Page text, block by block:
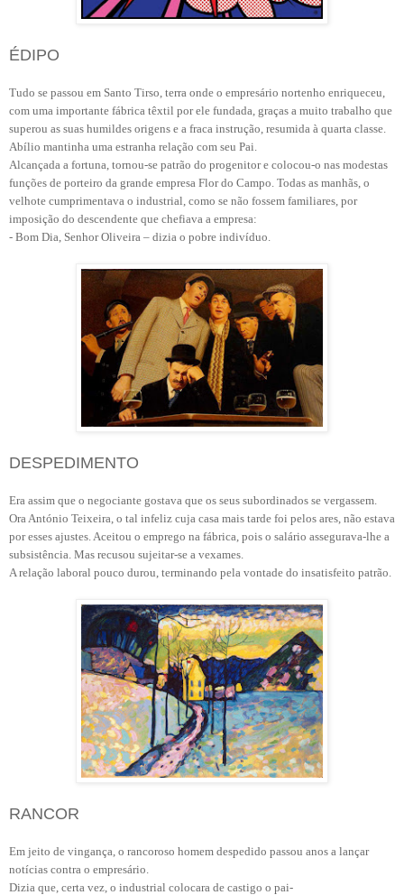
ÉDIPO
Tudo se passou em Santo Tirso, terra onde o empresário nortenho enriqueceu,
com uma importante fábrica têxtil por ele fundada, graças a muito trabalho que
superou as suas humildes origens e a fraca instrução, resumida à quarta classe.
Abílio mantinha uma estranha relação com seu Pai.
Alcançada a fortuna, tornou-se patrão do progenitor e colocou-o nas modestas
funções de porteiro da grande empresa Flor do Campo. Todas as manhãs, o
velhote cumprimentava o industrial, como se não fossem familiares, por
imposição do descendente que chefiava a empresa:
- Bom Dia, Senhor Oliveira – dizia o pobre indivíduo.
DESPEDIMENTO
Era assim que o negociante gostava que os seus subordinados se vergassem.
Ora António Teixeira, o tal infeliz cuja casa mais tarde foi pelos ares, não estava
por esses ajustes. Aceitou o emprego na fábrica, pois o salário assegurava-lhe a
subsistência. Mas recusou sujeitar-se a vexames.
A relação laboral pouco durou, terminando pela vontade do insatisfeito patrão.
RANCOR
Em jeito de vingança, o rancoroso homem despedido passou anos a lançar
notícias contra o empresário.
Dizia que, certa vez, o industrial colocara de castigo o pai-